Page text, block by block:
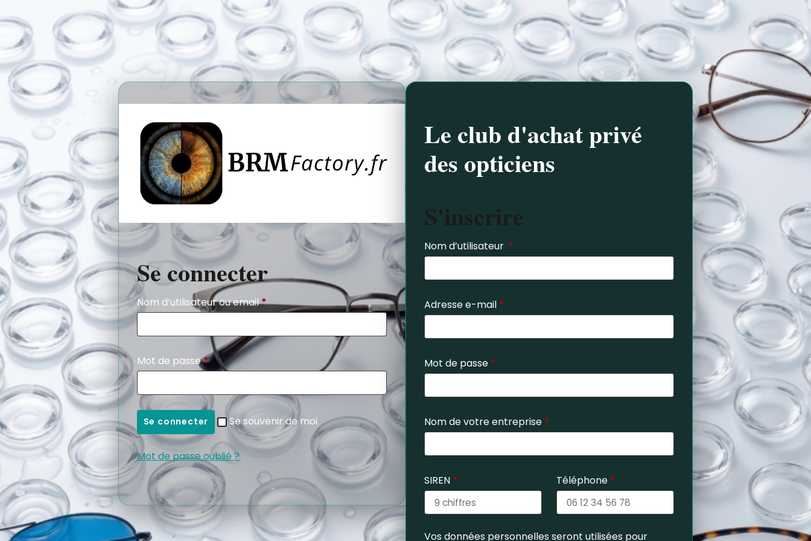
Se connecter
Nom d’utilisateur ou email*
Mot de passe*
Se connecter Se souvenir de moi
Mot de passe oublié ?
Le club d'achat privé
des opticiens
S'inscrire
Nom d’utilisateur *
Adresse e-mail *
Mot de passe *
Nom de votre entreprise *
SIREN * Téléphone *
Vos données personnelles seront utilisées pour